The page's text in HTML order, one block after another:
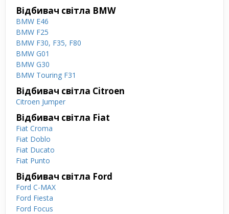
Відбивач світла BMW
BMW E46
BMW F25
BMW F30, F35, F80
BMW G01
BMW G30
BMW Touring F31
Відбивач світла Citroen
Citroen Jumper
Відбивач світла Fiat
Fiat Croma
Fiat Doblo
Fiat Ducato
Fiat Punto
Відбивач світла Ford
Ford C-MAX
Ford Fiesta
Ford Focus